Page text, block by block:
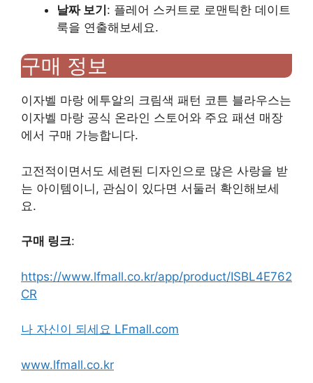
날짜 보기: 플레어 스커트로 로맨틱한 데이트
룩을 연출해보세요.
구매 정보
이자벨 마랑 에투알의 크림색 패턴 코튼 블라우스는
이자벨 마랑 공식 온라인 스토어와 주요 패션 매장
에서 구매 가능합니다.
고전적이면서도 세련된 디자인으로 많은 사랑을 받
는 아이템이니, 관심이 있다면 서둘러 확인해보세
요.
구매 링크:
https://www.lfmall.co.kr/app/product/ISBL4E762
CR
나 자신이 되세요 LFmall.com
www.lfmall.co.kr